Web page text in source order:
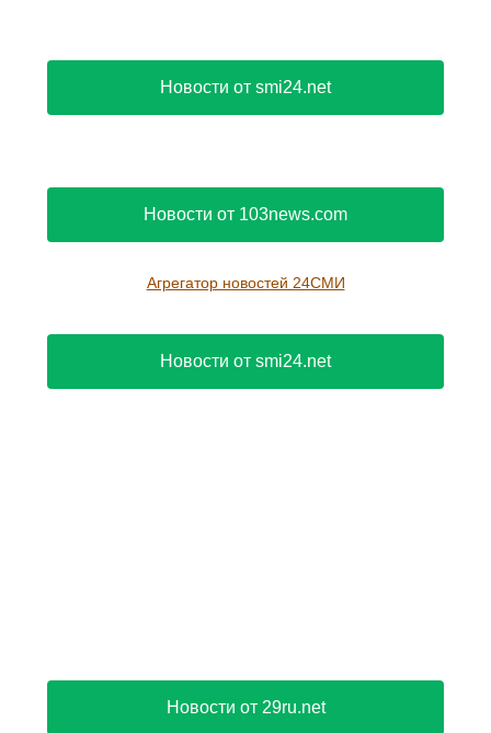
Новости от smi24.net
Новости от 103news.com
Агрегатор новостей 24СМИ
Новости от smi24.net
Новости от 29ru.net